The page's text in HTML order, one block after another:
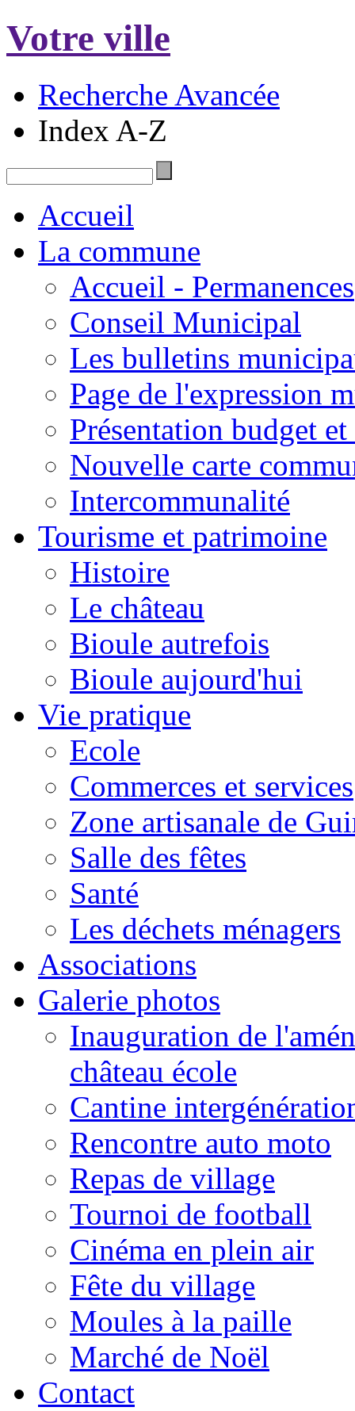
Votre ville
Recherche Avancée
Index A-Z
Accueil
La commune
Accueil - Permanences
Conseil Municipal
Les bulletins
Page de l'expression
Présentation budget
Nouvelle carte
Intercommunalité
Tourisme et patrimoine
Histoire
Le château
Bioule autrefois
Bioule aujourd'hui
Vie pratique
Ecole
Commerces et services
Zone artisanale de
Salle des fêtes
Santé
Les déchets ménagers
Associations
Galerie photos
Inauguration de
château école
Cantine
Rencontre auto moto
Repas de village
Tournoi de football
Cinéma en plein air
Fête du village
Moules à la paille
Marché de Noël
Contact